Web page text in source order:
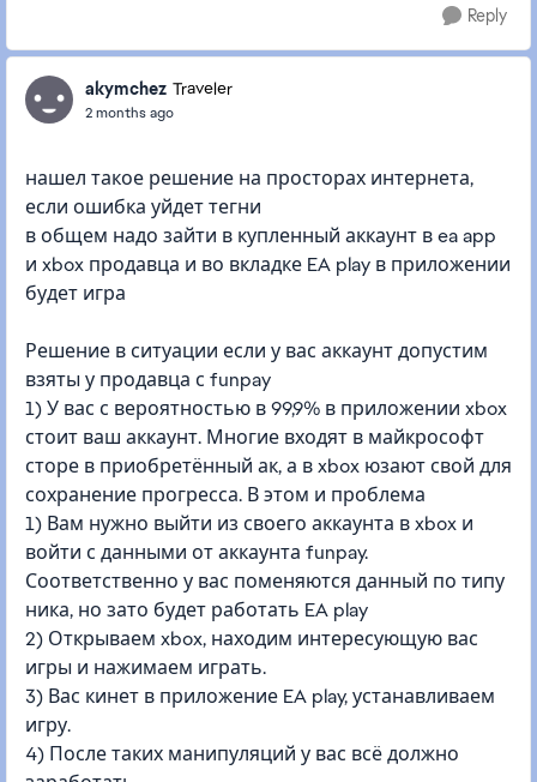
Reply
akymchez Traveler
2 months ago
нашел такое решение на просторах интернета,
если ошибка уйдет тегни
в общем надо зайти в купленный аккаунт в ea app
и xbox продавца и во вкладке EA play в приложении
будет игра
Решение в ситуации если у вас аккаунт допустим
взяты у продавца с funpay
1) У вас с вероятностью в 99,9% в приложении xbox
стоит ваш аккаунт. Многие входят в майкрософт
сторе в приобретённый ак, а в xbox юзают свой для
сохранение прогресса. В этом и проблема
1) Вам нужно выйти из своего аккаунта в xbox и
войти с данными от аккаунта funpay.
Соответственно у вас поменяются данный по типу
ника, но зато будет работать EA play
2) Открываем xbox, находим интересующую вас
игры и нажимаем играть.
3) Вас кинет в приложение EA play, устанавливаем
игру.
4) После таких манипуляций у вас всё должно